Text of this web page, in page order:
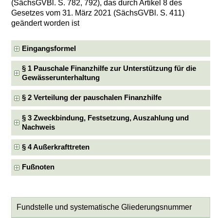
(SächsGVBl. S. 782, 792), das durch Artikel 8 des
Gesetzes vom 31. März 2021 (SächsGVBl. S. 411)
geändert worden ist
Eingangsformel
§ 1 Pauschale Finanzhilfe zur Unterstützung für die
Gewässerunterhaltung
§ 2 Verteilung der pauschalen Finanzhilfe
§ 3 Zweckbindung, Festsetzung, Auszahlung und
Nachweis
§ 4 Außerkrafttreten
Fußnoten
Fundstelle und systematische Gliederungsnummer